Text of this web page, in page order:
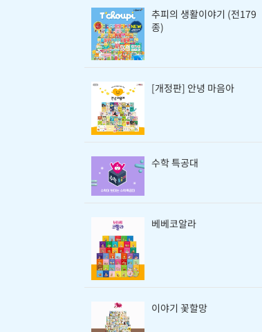
추피의 생활이야기 (전179
종)
[개정판] 안녕 마음아
수학 특공대
베베코알라
이야기 꽃할망